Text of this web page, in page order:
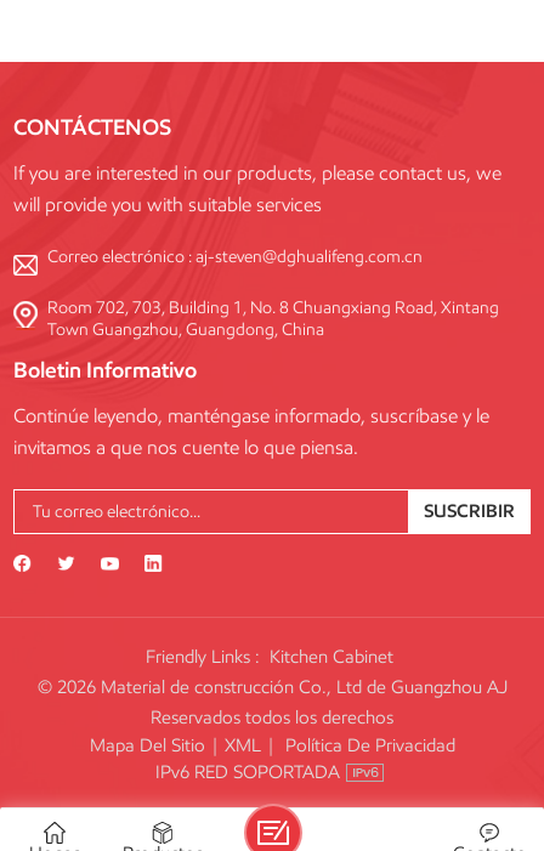
CONTÁCTENOS
If you are interested in our products, please contact us, we
will provide you with suitable services
Correo electrónico :aj-steven@dghualifeng.com.cn
Room 702, 703, Building 1, No. 8 Chuangxiang Road, Xintang
Town Guangzhou, Guangdong, China
Boletin Informativo
Continúe leyendo, manténgase informado, suscríbase y le
invitamos a que nos cuente lo que piensa.
SUSCRIBIR
Friendly Links : Kitchen Cabinet
© 2026 Material de construcción Co., Ltd de Guangzhou AJ
Reservados todos los derechos
Mapa Del Sitio | XML |
Política De Privacidad
IPv6 RED SOPORTADA